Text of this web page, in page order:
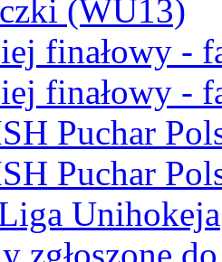
(WU13)
finałowy -
finałowy -
Puchar
Puchar
Unihokeja
zgłoszone